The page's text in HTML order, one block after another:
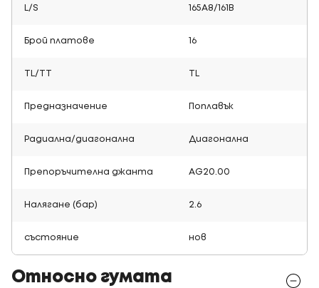
L/S 165A8/161B
Брой платове 16
TL/TT
Предназначение Поплавък
Радиална/диагонална Диагонална
Препоръчителна джанта AG20.00
Налягане (бар) 2.6
състояние нов
Относно гумата